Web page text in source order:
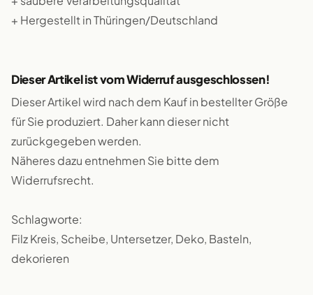
+ Hergestellt in Thüringen/Deutschland
Dieser Artikel ist vom Widerruf ausgeschlossen!
Dieser Artikel wird nach dem Kauf in bestellter Größe
für Sie produziert. Daher kann dieser nicht
zurückgegeben werden.
Näheres dazu entnehmen Sie bitte dem
Widerrufsrecht.
Schlagworte:
Filz Kreis, Scheibe, Untersetzer, Deko, Basteln,
dekorieren